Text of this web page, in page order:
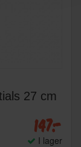
27 cm
147:-
I lager